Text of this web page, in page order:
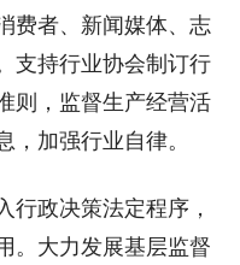
费者、新闻媒体、志
支持行业协会制订行
则，监督生产经营活
，加强行业自律。
行政决策法定程序，
。大力发展基层监督